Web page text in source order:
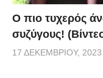
Ο πιο τυχερός
συζύγους!
17 ΔΕΚΕΜΒΡΊΟΥ, 2023